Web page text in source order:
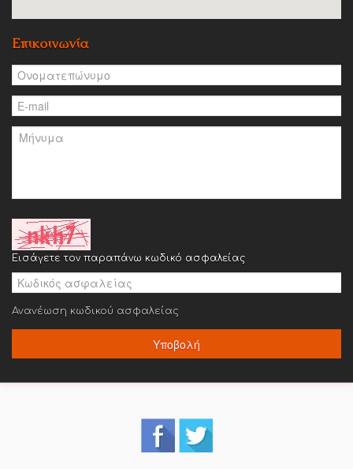
Επικοινωνία
Εισάγετε τον παραπάνω κωδικό ασφαλείας
Ανανέωση κωδικού ασφαλείας
Υποβολή